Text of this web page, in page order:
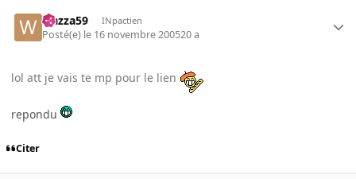
wazza59 INpactien
Posté(e) le 16 novembre 200520 a
lol att je vais te mp pour le lien
repondu
Citer